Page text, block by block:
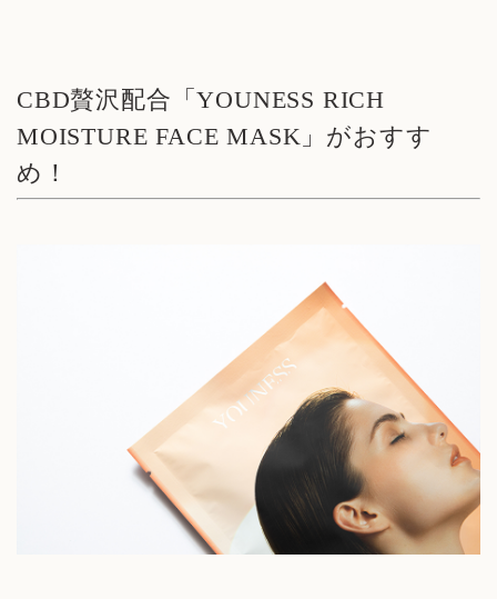
CBD贅沢配合「YOUNESS RICH
MOISTURE FACE MASK」がおすす
め！